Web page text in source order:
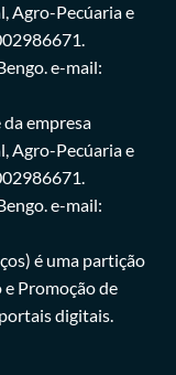
Agro-Pecúaria e
e-mail:
empresa
Agro-Pecúaria e
e-mail:
é uma partição
e Promoção de
digitais.